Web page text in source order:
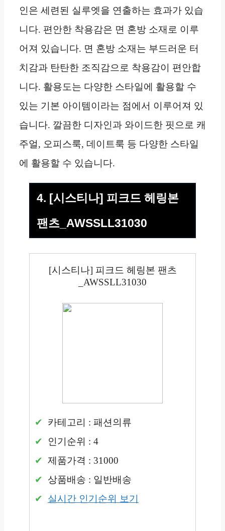
인은 세련된 실루엣을 연출하는 효과가 있습
니다. 편안한 착용감은 면 혼방 소재로 이루
어져 있습니다. 면 혼방 소재는 부드러운 터
치감과 탄탄한 조직감으로 착용감이 편안합
니다. 활용도는 다양한 스타일에 활용할 수
있는 기본 아이템이라는 점에서 이루어져 있
습니다. 깔끔한 디자인과 와이드한 핏으로 캐
주얼, 오피스룩, 데이트룩 등 다양한 스타일
에 활용할 수 있습니다.
4. [시스티나] 피크드 헤링본
팬츠_AWSSLL31030
[시스티나] 피크드 헤링본 팬츠
_AWSSLL31030
카테고리 : 패션의류
인기순위 : 4
제품가격 : 31000
상품배송 : 일반배송
실시간 인기순위 보기